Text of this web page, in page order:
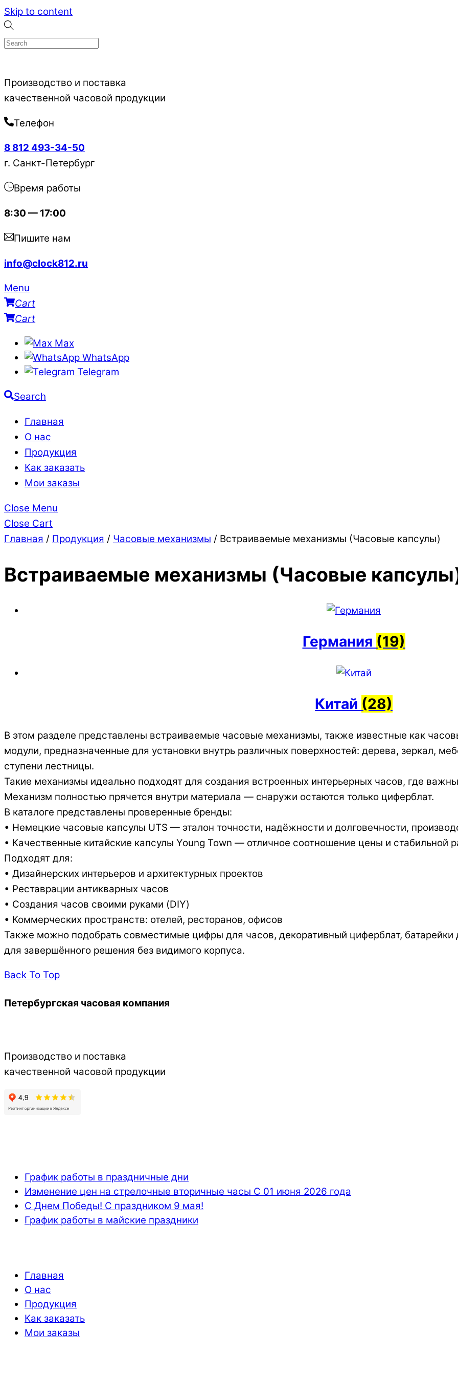
Skip to content
Производство и поставка
качественной часовой продукции
Телефон
8 812 493-34-50
г. Санкт-Петербург
Время работы
8:30 — 17:00
Пишите нам
info@clock812.ru
Menu
Cart
Cart
Max
WhatsApp
Telegram
Search
Главная
О нас
Продукция
Как заказать
Мои заказы
Close Menu
Close Cart
Главная / Продукция / Часовые механизмы / Встраиваемые механизмы (Часовые капсулы)
Встраиваемые механизмы (Часовые
Германия (19)
Китай (28)
В этом разделе представлены встраиваемые часовые механизмы, также известные как
модули, предназначенные для установки внутрь различных поверхностей: дерева, зеркал,
ступени лестницы.
Такие механизмы идеально подходят для создания встроенных интерьерных часов, где
Механизм полностью прячется внутри материала — снаружи остаются только циферблат.
В каталоге представлены проверенные бренды:
• Немецкие часовые капсулы UTS — эталон точности, надёжности и долговечности,
• Качественные китайские капсулы Young Town — отличное соотношение цены и стабильной
Подходят для:
• Дизайнерских интерьеров и архитектурных проектов
• Реставрации антикварных часов
• Создания часов своими руками (DIY)
• Коммерческих пространств: отелей, ресторанов, офисов
Также можно подобрать совместимые цифры для часов, декоративный циферблат,
для завершённого решения без видимого корпуса.
Back To Top
Петербургская часовая компания
Производство и поставка
качественной часовой продукции
График работы в праздничные дни
Изменение цен на стрелочные вторичные часы С 01 июня 2026 года
С Днем Победы! С праздником 9 мая!
График работы в майские праздники
Главная
О нас
Продукция
Как заказать
Мои заказы